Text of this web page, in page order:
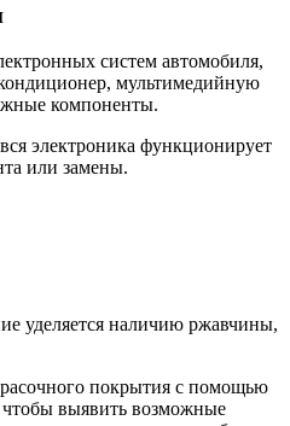
систем автомобиля,
мультимедийную
компоненты.
электроника функционирует
или замены.
уделяется наличию ржавчины,
покрытия с помощью
чтобы выявить возможные